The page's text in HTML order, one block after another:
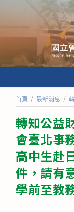
內
首頁 / 最新消息 /
轉知公益
會臺北事
高中生赴
件，請有
學前至教